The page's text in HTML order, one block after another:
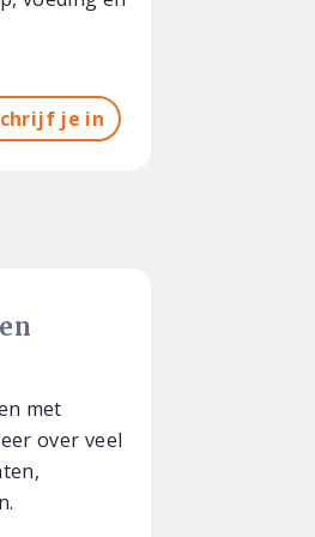
je in
met
over veel